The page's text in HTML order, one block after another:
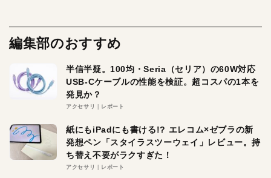
編集部のおすすめ
半信半疑。100均・Seria（セリア）の60W対応
USB-Cケーブルの性能を検証。超コスパの1本を
発見か？
アクセサリ レポート
紙にもiPadにも書ける!? エレコム×ゼブラの新
発想ペン「スタイラスツーウェイ」レビュー。持
ち替え不要がラクすぎた！
アクセサリ レポート